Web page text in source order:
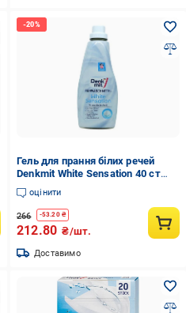
Гель для прання білих речей
Denkmit White Sensation 40 ст
1000 мл
оцінити
266 -53.20₴
212.80 ₴/шт.
Доставимо